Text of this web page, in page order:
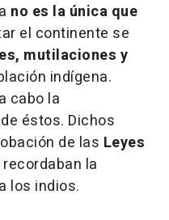
no es la única que
el continente se
mutilaciones y
indígena.
cabo la
éstos. Dichos
de las Leyes
la
los indios.